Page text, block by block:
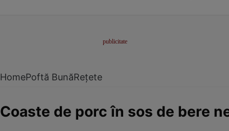
HomePoftă BunăRețete
Coaste de porc în sos de bere